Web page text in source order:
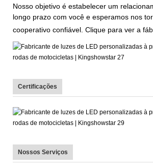
Nosso objetivo é estabelecer um
longo prazo com você e esperamos nos
cooperativo confiável. Clique para ver a
Certificações
Nossos Serviços